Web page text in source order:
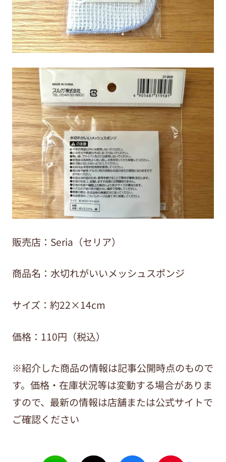
販売店：Seria（セリア）
商品名：水切れがいいメッシュスポンジ
サイズ： 約22×14cm
価格：110円（税込）
※紹介した商品の情報は記事公開時点のもので
す。価格・在庫状況等は変動する場合がありま
すので、最新の情報は店舗または公式サイトで
ご確認ください